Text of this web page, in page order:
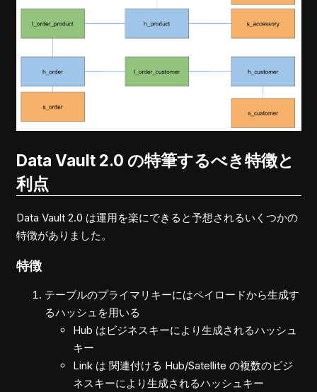
Data Vault 2.0 の特筆するべき特徴と
利点
Data Vault 2.0 は運用を楽にできると予想されるいくつかの
特徴がありました。
特徴
テーブルのプライマリキーにはペイロードから生成す
るハッシュを用いる
Hub はビジネスキーにより生成されるハッシュ
キー
Link は 関連付ける Hub/Satellite の複数のビジ
ネスキーにより生成されるハッシュキー